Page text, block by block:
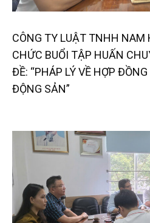
CÔNG TY LUẬT TNHH NAM
CHỨC BUỔI TẬP HUẤN
ĐỀ: “PHÁP LÝ VỀ HỢP
ĐỘNG SẢN”